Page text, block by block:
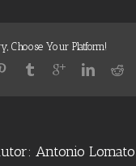
Choose Your Platform!
Antonio Lomato